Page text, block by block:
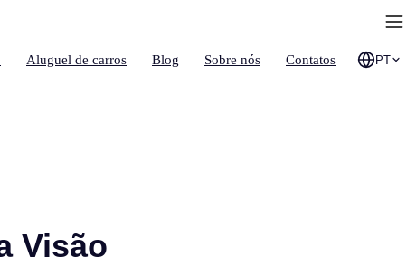
Aluguel de carros Blog Sobre nós Contatos PT
Visão